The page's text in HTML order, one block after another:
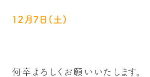
12月7日(土)
何卒よろしくお願いいたします。